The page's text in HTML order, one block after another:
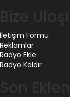
İletişim Formu
Reklamlar
Radyo Ekle
Radyo Kaldır